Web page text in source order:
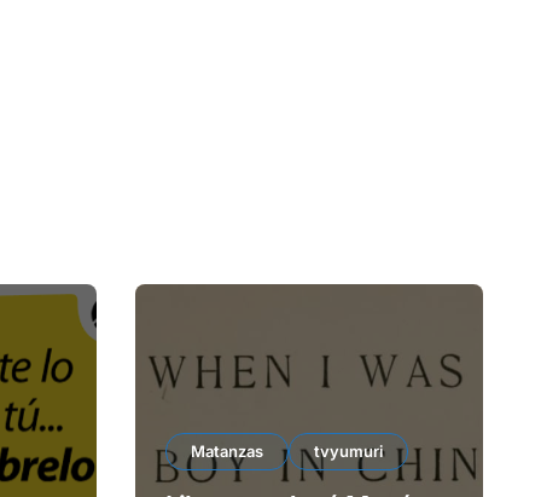
Matanzas tvyumuri